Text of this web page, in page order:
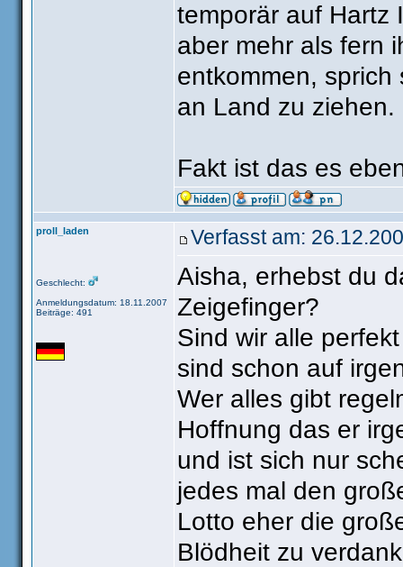
temporär auf Hartz
aber mehr als fern
entkommen,
an Land zu ziehen.
Fakt ist das es
proll_laden
Geschlecht:
Anmeldungsdatum: 18.11.2007
Beiträge: 491
Verfasst am:
Aisha, erhebst du
Zeigefinger?
Sind wir alle
sind schon auf
Wer alles gibt
Hoffnung das er
und ist sich nur
jedes mal den
Lotto eher die
Blödheit zu